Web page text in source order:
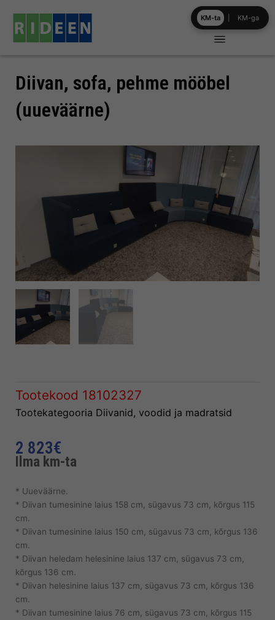
content
Diivan, sofa, pehme mööbel
(uueväärne)
Tootekood 18102327
Tootekategooria Diivanid, voodid ja madratsid
2 823€
Ilma km-ta
* Uueväärne.
* Diivan tumesinine laius 158 cm, sügavus 73 cm, kõrgus 115
cm.
* Diivan tumesinine laius 150 cm, sügavus 73 cm, kõrgus 136
cm.
* Diivan heledam helesinine laius 137 cm, sügavus 73 cm,
kõrgus 136 cm.
* Diivan helesinine laius 137 cm, sügavus 73 cm, kõrgus 136
cm.
* Diivan tumesinine laius 76 cm, sügavus 73 cm, kõrgus 115
KM-ta KM-ga